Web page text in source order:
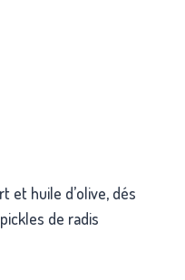
et huile d’olive, dés
de radis